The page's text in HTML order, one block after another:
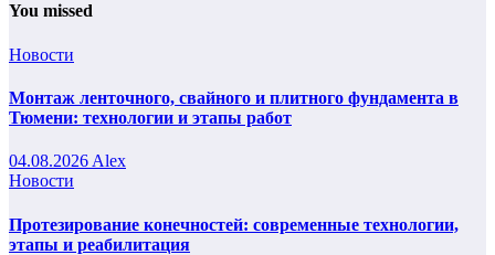
You missed
Новости
Монтаж ленточного, свайного и плитного фундамента в
Тюмени: технологии и этапы работ
04.08.2026 Alex
Новости
Протезирование конечностей: современные технологии,
этапы и реабилитация